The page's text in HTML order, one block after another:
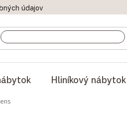
údajov
Hliníkový nábytok